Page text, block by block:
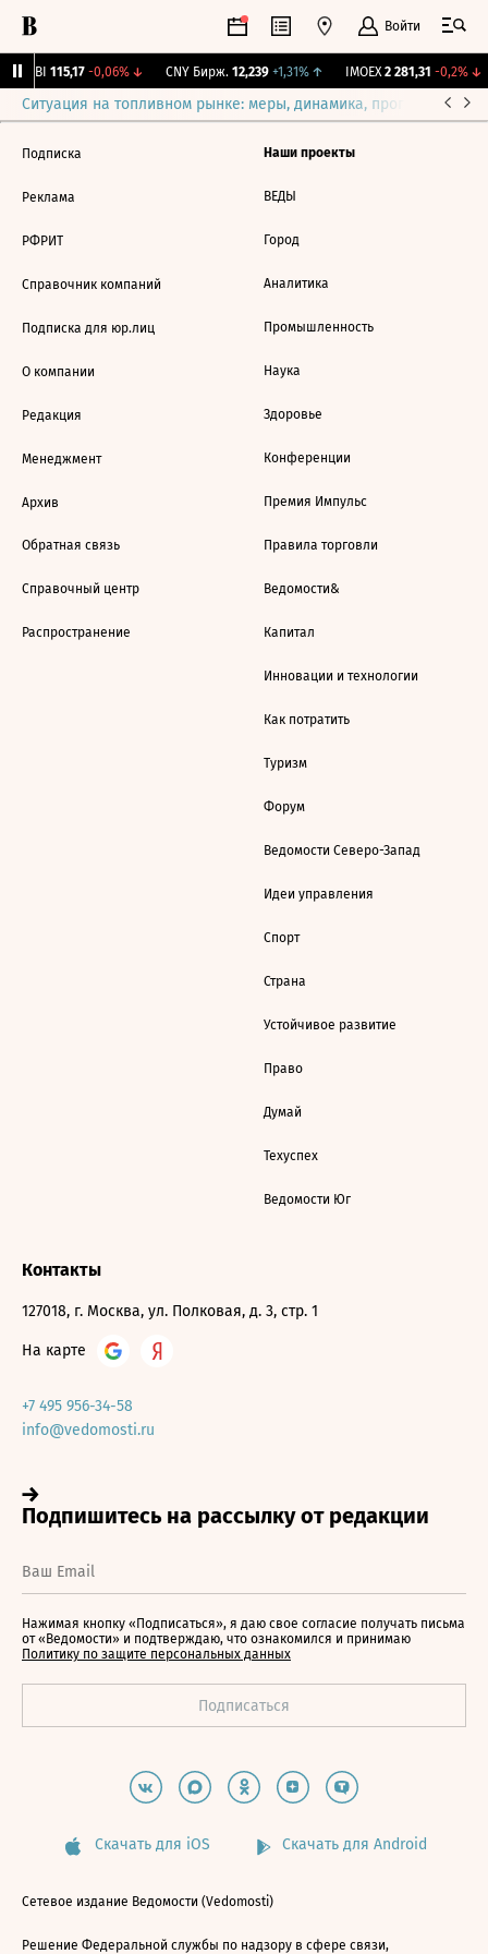
Войти
RGBI 115,17 -0,06%↓ CNY Бирж. 12,239 +1,31%↑ IMOEX 2 281,31 -0,2%↓
Ситуация на топливном рынке: меры, динамика, прогнозы
Подписка
Реклама
РФРИТ
Справочник компаний
Подписка для юр.лиц
О компании
Редакция
Менеджмент
Архив
Обратная связь
Справочный центр
Распространение
Наши проекты
ВЕДЫ
Город
Аналитика
Промышленность
Наука
Здоровье
Конференции
Премия Импульс
Правила торговли
Ведомости&
Капитал
Инновации и технологии
Как потратить
Туризм
Форум
Ведомости Северо-Запад
Идеи управления
Спорт
Страна
Устойчивое развитие
Право
Думай
Техуспех
Ведомости Юг
Контакты
127018, г. Москва, ул. Полковая, д. 3, стр. 1
На карте
+7 495 956-34-58
info@vedomosti.ru
Нажимая кнопку «Подписаться», я даю свое согласие получать письма
от «Ведомости» и подтверждаю, что ознакомился и принимаю
Политику по защите персональных данных
Скачать для iOS Скачать для Android
Сетевое издание Ведомости (Vedomosti)
Решение Федеральной службы по надзору в сфере связи,